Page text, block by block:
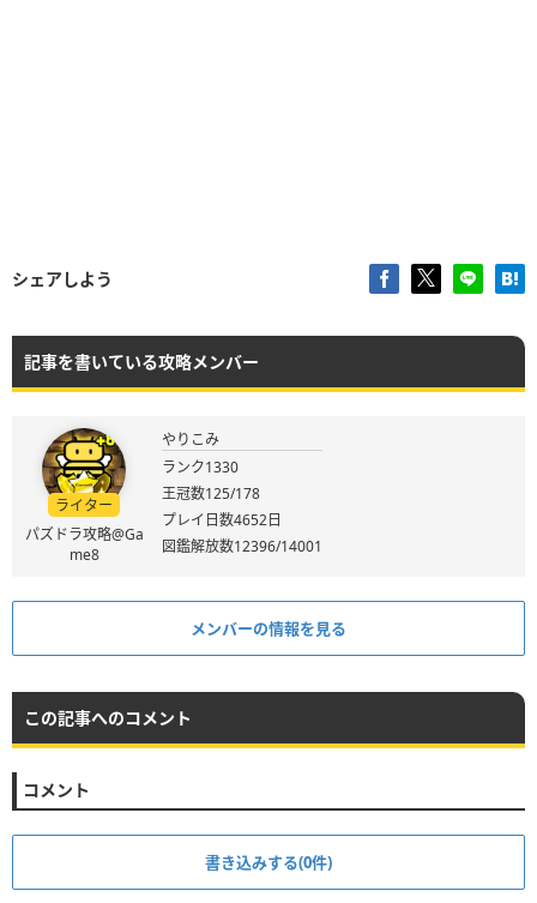
シェアしよう
記事を書いている攻略メンバー
ライター
パズドラ攻略@Ga
me8
やりこみ
ランク1330
王冠数125/178
プレイ日数4652日
図鑑解放数12396/14001
メンバーの情報を見る
この記事へのコメント
コメント
書き込みする(0件)